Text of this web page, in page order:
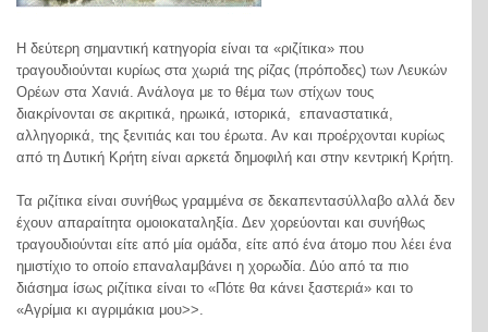
Η δεύτερη σημαντική κατηγορία είναι τα «ριζίτικα» που
τραγουδιούνται κυρίως στα χωριά της ρίζας (πρόποδες) των Λευκών
Ορέων στα Χανιά. Ανάλογα με το θέμα των στίχων τους
διακρίνονται σε ακριτικά, ηρωικά, ιστορικά, επαναστατικά,
αλληγορικά, της ξενιτιάς και του έρωτα. Αν και προέρχονται κυρίως
από τη Δυτική Κρήτη είναι αρκετά δημοφιλή και στην κεντρική Κρήτη.
Τα ριζίτικα είναι συνήθως γραμμένα σε δεκαπεντασύλλαβο αλλά δεν
έχουν απαραίτητα ομοιοκαταληξία. Δεν χορεύονται και συνήθως
τραγουδιούνται είτε από μία ομάδα, είτε από ένα άτομο που λέει ένα
ημιστίχιο το οποίο επαναλαμβάνει η χορωδία. Δύο από τα πιο
διάσημα ίσως ριζίτικα είναι το «Πότε θα κάνει ξαστεριά» και το
«Αγρίμια κι αγριμάκια μου>>.